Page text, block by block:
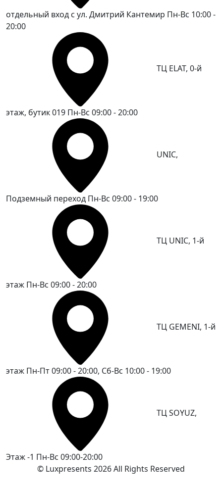
отдельный вход с ул. Дмитрий Кантемир Пн-Вс 10:00 -
20:00
ТЦ ELAT, 0-й
этаж, бутик 019 Пн-Вс 09:00 - 20:00
UNIC,
Подземный переход Пн-Вс 09:00 - 19:00
ТЦ UNIC, 1-й
этаж Пн-Вс 09:00 - 20:00
ТЦ GEMENI, 1-й
этаж Пн-Пт 09:00 - 20:00, Сб-Вс 10:00 - 19:00
ТЦ SOYUZ,
Этаж -1 Пн-Вс 09:00-20:00
© Luxpresents 2026 All Rights Reserved